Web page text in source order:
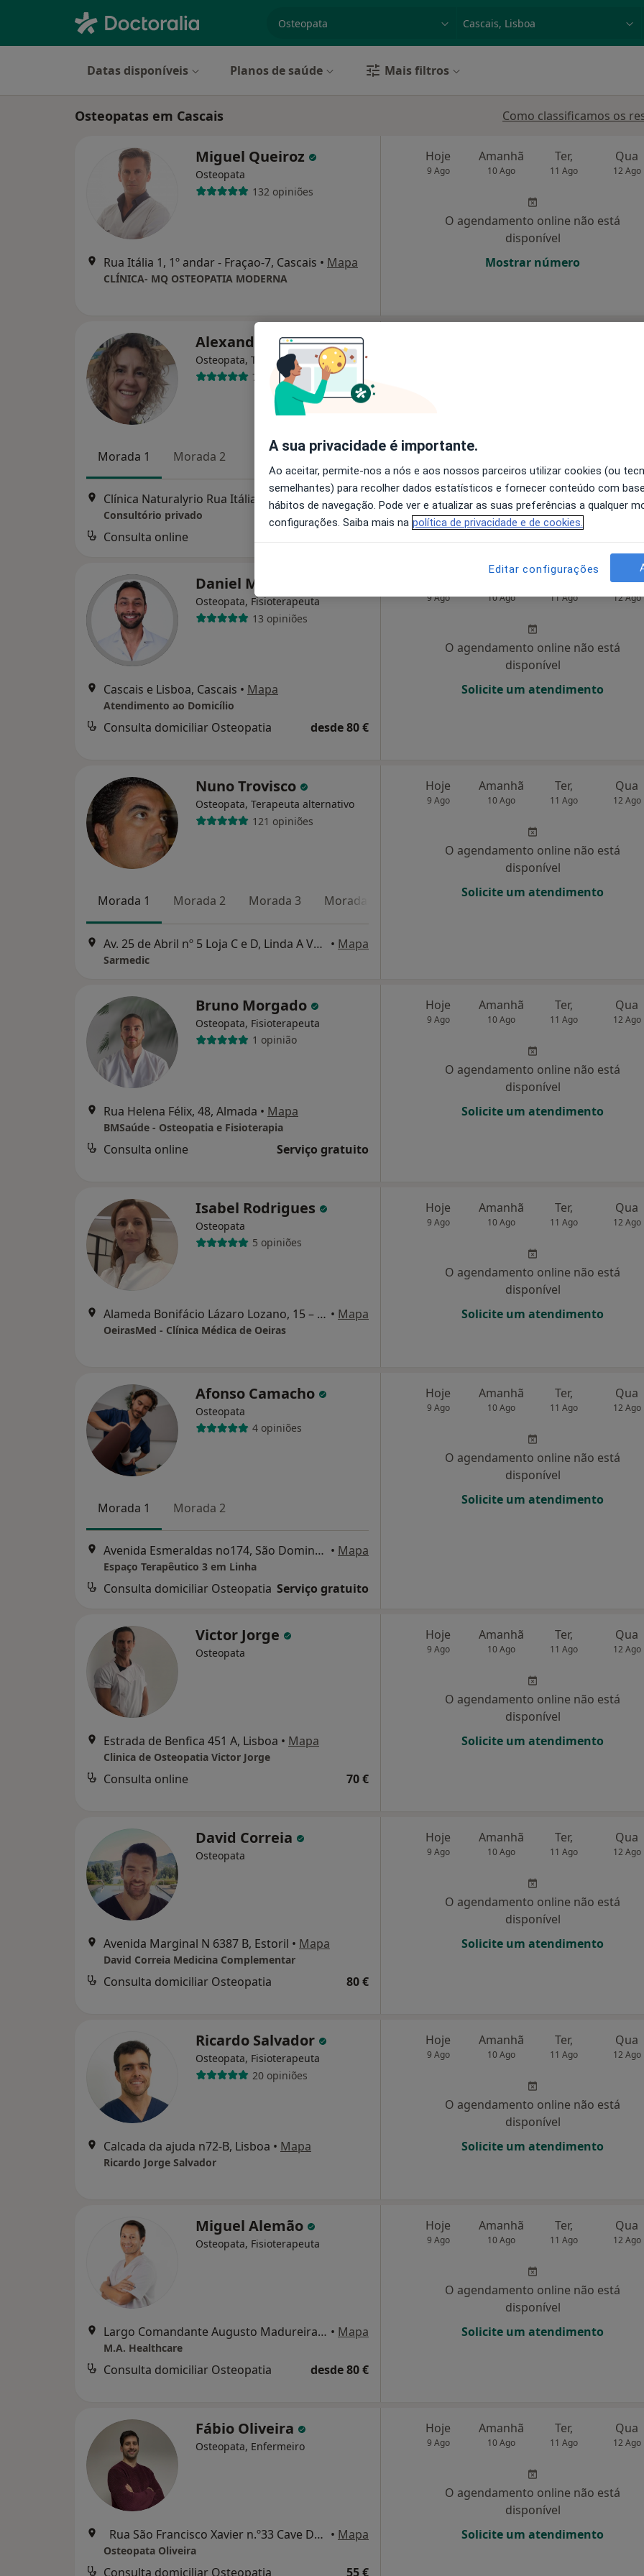
Datas disponíveis Planos de saúde Mais filtros
Osteopatas em Cascais Como classificamos os
Miguel Queiroz
Osteopata
132 opiniões
Rua Itália 1, 1º andar - Fraçao-7, Cascais • Mapa
CLÍNICA- MQ OSTEOPATIA MODERNA
Hoje
9 Ago
Amanhã
10 Ago
Ter,
11 Ago
Qua
12 Ago
O agendamento online não está
disponível
Mostrar número
Alexandra Gonçalves
Osteopata, Terapeuta alternativo
76 opiniões
Morada 1 Morada 2
Clínica Naturalyrio Rua Itália nº1- 1º Andar Fracção 7, Cascais • Mapa
Consultório privado
Consulta online
Solicite um atendimento
Daniel Maggio
Osteopata, Fisioterapeuta
13 opiniões
Cascais e Lisboa, Cascais • Mapa
Atendimento ao Domicílio
Consulta domiciliar Osteopatia desde 80 €
9 Ago 10 Ago 11 Ago
Qua
12 Ago
O agendamento online não está
disponível
Solicite um atendimento
Nuno Trovisco
Osteopata, Terapeuta alternativo
121 opiniões
Morada 1 Morada 2 Morada 3 Morada 4
Av. 25 de Abril nº 5 Loja C e D, Linda A Velha • Mapa
Sarmedic
Hoje
9 Ago
Amanhã
10 Ago
Ter,
11 Ago
Qua
12 Ago
O agendamento online não está
disponível
Solicite um atendimento
Bruno Morgado
Osteopata, Fisioterapeuta
1 opinião
Rua Helena Félix, 48, Almada • Mapa
BMSaúde - Osteopatia e Fisioterapia
Consulta online Serviço gratuito
Hoje
9 Ago
Amanhã
10 Ago
Ter,
11 Ago
Qua
12 Ago
O agendamento online não está
disponível
Solicite um atendimento
Isabel Rodrigues
Osteopata
5 opiniões
Alameda Bonifácio Lázaro Lozano, 15 – 1D, Oeiras • Mapa
OeirasMed - Clínica Médica de Oeiras
Hoje
9 Ago
Amanhã
10 Ago
Ter,
11 Ago
Qua
12 Ago
O agendamento online não está
disponível
Solicite um atendimento
Afonso Camacho
Osteopata
4 opiniões
Morada 1 Morada 2
Avenida Esmeraldas no174, São Domingos de Rana • Mapa
Espaço Terapêutico 3 em Linha
Consulta domiciliar Osteopatia Serviço gratuito
Hoje
9 Ago
Amanhã
10 Ago
Ter,
11 Ago
Qua
12 Ago
O agendamento online não está
disponível
Solicite um atendimento
Victor Jorge
Osteopata
Estrada de Benfica 451 A, Lisboa • Mapa
Clinica de Osteopatia Victor Jorge
Consulta online 70 €
Hoje
9 Ago
Amanhã
10 Ago
Ter,
11 Ago
Qua
12 Ago
O agendamento online não está
disponível
Solicite um atendimento
David Correia
Osteopata
Avenida Marginal N 6387 B, Estoril • Mapa
David Correia Medicina Complementar
Consulta domiciliar Osteopatia 80 €
Hoje
9 Ago
Amanhã
10 Ago
Ter,
11 Ago
Qua
12 Ago
O agendamento online não está
disponível
Solicite um atendimento
Ricardo Salvador
Osteopata, Fisioterapeuta
20 opiniões
Calcada da ajuda n72-B, Lisboa • Mapa
Ricardo Jorge Salvador
Hoje
9 Ago
Amanhã
10 Ago
Ter,
11 Ago
Qua
12 Ago
O agendamento online não está
disponível
Solicite um atendimento
Miguel Alemão
Osteopata, Fisioterapeuta
Largo Comandante Augusto Madureira 6, Algés • Mapa
M.A. Healthcare
Consulta domiciliar Osteopatia desde 80 €
Hoje
9 Ago
Amanhã
10 Ago
Ter,
11 Ago
Qua
12 Ago
O agendamento online não está
disponível
Solicite um atendimento
Fábio Oliveira
Osteopata, Enfermeiro
Rua São Francisco Xavier n.º33 Cave Drt., Massamá • Mapa
Osteopata Oliveira
Consulta domiciliar Osteopatia 55 €
Hoje
9 Ago
Amanhã
10 Ago
Ter,
11 Ago
Qua
12 Ago
O agendamento online não está
disponível
Solicite um atendimento
A sua privacidade é importante.
Ao aceitar, permite-nos a nós e aos nossos parceiros utilizar cookies (ou
semelhantes) para recolher dados estatísticos e fornecer conteúdo com
hábitos de navegação. Pode ver e atualizar as suas preferências a qualquer
configurações. Saiba mais na política de privacidade e de cookies.
Editar configurações